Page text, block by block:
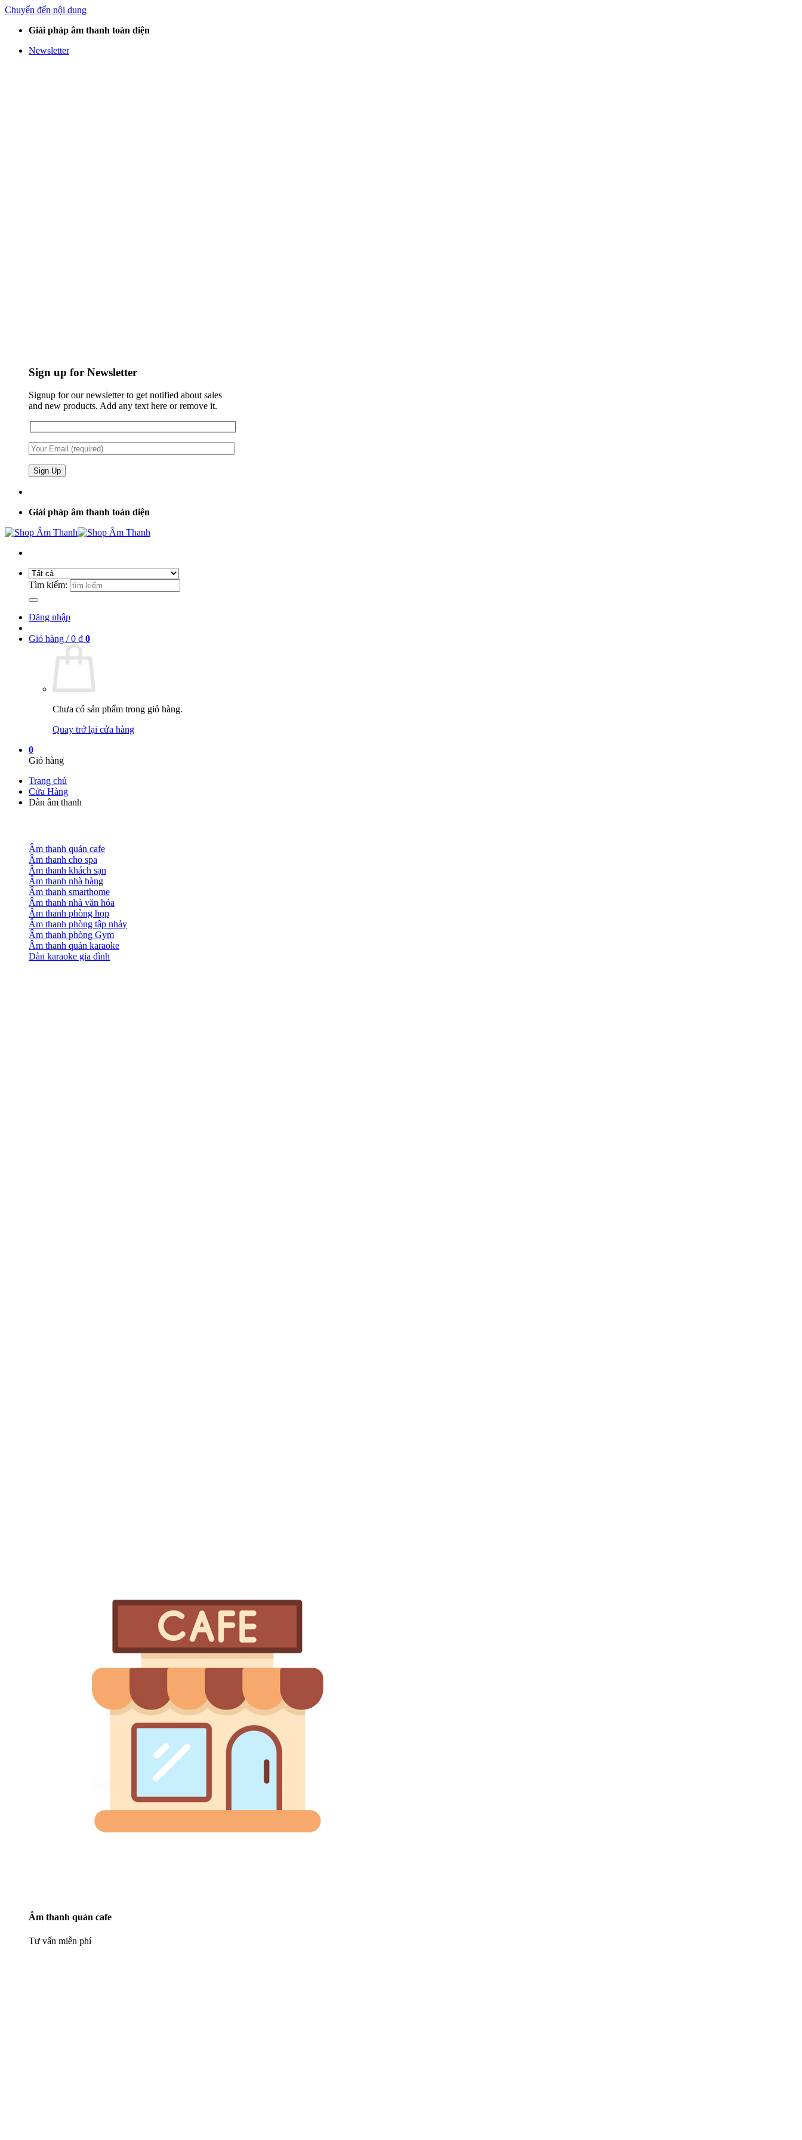
Chuyển đến nội dung
Giải pháp âm thanh toàn diện
Newsletter
Sign up for Newsletter
Signup for our newsletter to get notified about sales
and new products. Add any text here or remove it.
Giải pháp âm thanh toàn diện
Tìm kiếm:
Đăng nhập
Giỏ hàng /0 ₫ 0
Chưa có sản phẩm trong giỏ hàng.
Quay trở lại cửa hàng
0
Giỏ hàng
Trang chủ
Cửa Hàng
Dàn âm thanh
Âm thanh quán cafe
Âm thanh cho spa
Âm thanh khách sạn
Âm thanh nhà hàng
Âm thanh smarthome
Âm thanh nhà văn hóa
Âm thanh phòng họp
Âm thanh phòng tập nhảy
Âm thanh phòng Gym
Âm thanh quán karaoke
Dàn karaoke gia đình
Âm thanh quán cafe
Tư vấn miễn phí